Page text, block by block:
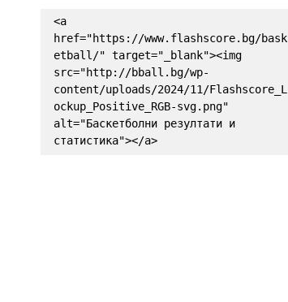
<a
href="https://www.flashscore.bg/bask
etball/" target="_blank"><img
src="http://bball.bg/wp-
content/uploads/2024/11/Flashscore_L
ockup_Positive_RGB-svg.png"
alt="Баскетболни резултати и
статистика"></a>